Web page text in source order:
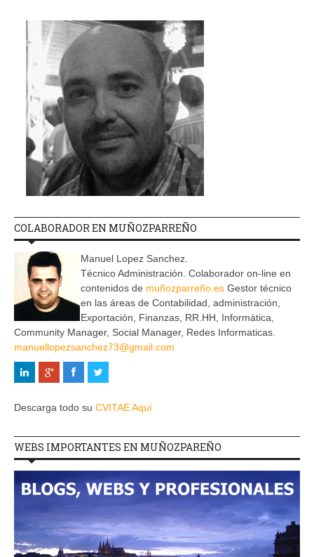
COLABORADOR EN MUÑOZPARREÑO
Manuel Lopez Sanchez.
Técnico Administración. Colaborador on-line en
contenidos de muñozparreño.es Gestor técnico
en las áreas de Contabilidad, administración,
Exportación, Finanzas, RR.HH, Informática,
Community Manager, Social Manager, Redes Informaticas.
manuellopezsanchez73@gmail.com
Descarga todo su CVITAE Aquí
WEBS IMPORTANTES EN MUÑOZPAREÑO